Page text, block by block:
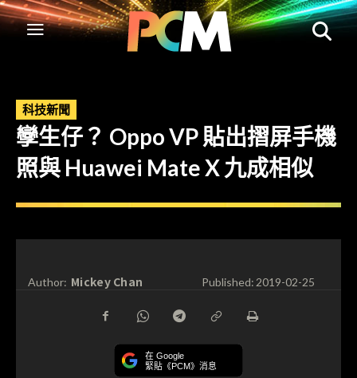
科技新聞
孿生仔？ Oppo VP 貼出摺屏手機
照與 Huawei Mate X 九成相似
Author: Mickey Chan Published:2019-02-25
在 Google
緊貼《PCM》消息